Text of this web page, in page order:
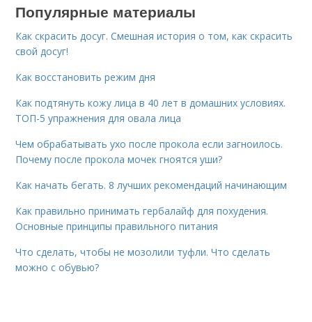
Популярные материалы
Как скрасить досуг. Смешная история о том, как скрасить
свой досуг!
Как восстановить режим дня
Как подтянуть кожу лица в 40 лет в домашних условиях.
ТОП-5 упражнения для овала лица
Чем обрабатывать ухо после прокола если загноилось.
Почему после прокола мочек гноятся уши?
Как начать бегать. 8 лучших рекомендаций начинающим
Как правильно принимать гербалайф для похудения.
Основные принципы правильного питания
Что сделать, чтобы не мозолили туфли. Что сделать
можно с обувью?